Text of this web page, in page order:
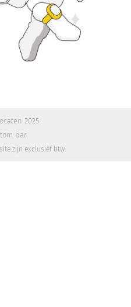
2025
bar
zijn exclusief btw.